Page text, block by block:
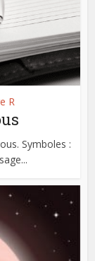
R
Symboles :